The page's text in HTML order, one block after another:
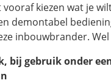
kiezen wat je
demontabel
inbouwbrander. Wel
bij gebruik onder